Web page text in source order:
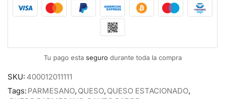
Tu pago esta segurodurante toda la compra
SKU: 400012011111
Tags: PARMESANO, QUESO, QUESO ESTACIONADO,